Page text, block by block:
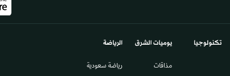
تكنولوجيا يوميات الشرق​
مذاقات
الرياضة
رياضة سعودية